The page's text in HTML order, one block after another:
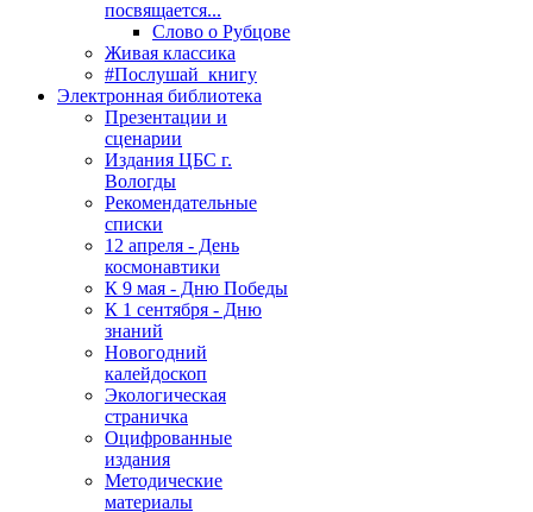
посвящается...
Слово о Рубцове
Живая классика
#Послушай_книгу
Электронная библиотека
Презентации и
сценарии
Издания ЦБС г.
Вологды
Рекомендательные
списки
12 апреля - День
космонавтики
К 9 мая - Дню Победы
К 1 сентября - Дню
знаний
Новогодний
калейдоскоп
Экологическая
страничка
Оцифрованные
издания
Методические
материалы